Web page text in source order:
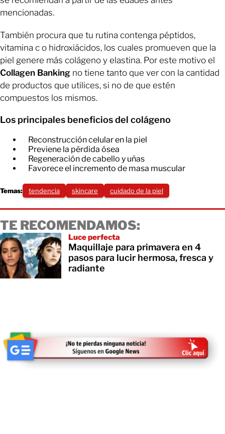
mencionadas.
También procura que tu rutina contenga péptidos,
vitamina c o hidroxiácidos, los cuales promueven que la
piel genere más colágeno y elastina. Por este motivo el
Collagen Banking no tiene tanto que ver con la cantidad
de productos que utilices, si no de que estén
compuestos los mismos.
Los principales beneficios del colágeno
Reconstrucción celular en la piel
Previene la pérdida ósea
​Regeneración de cabello y uñas
Favorece el incremento de masa muscular
Temas: tendencia skincare cuidado de la piel
TE RECOMENDAMOS:
Luce perfecta
Maquillaje para primavera en 4
pasos para lucir hermosa, fresca y
radiante